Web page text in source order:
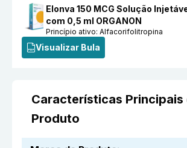
Elonva 150 MCG Solução
com 0,5 ml ORGANON
Princípio ativo:Alfacorifolitropina
Visualizar Bula
Características Principais
Produto